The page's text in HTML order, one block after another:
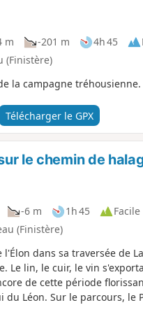
m -201 m 4h 45
(Finistère)
la campagne
Télécharger le GPX
le chemin de
-6 m 1h 45
Facile
(Finistère)
l'Élon dans sa traversée de
Le lin, le cuir, le vin
de cette période
du Léon. Sur le parcours, le